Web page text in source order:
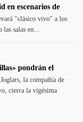
en escenarios de
"clásico vivo" a los
salas en...
pondrán el
la compañía de
cierra la vigésima